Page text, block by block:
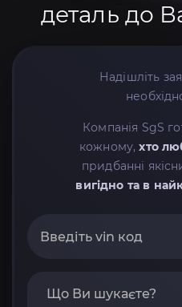
деталь до
Надішліть
Компанія SgS
кожному,хто
придбанні
вигідно та в